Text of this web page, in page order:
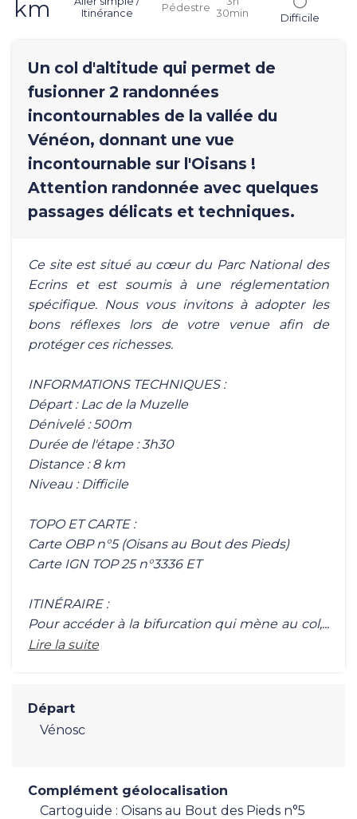
km
Itinérance
Pédestre 30min
Difficile
Un col d'altitude qui permet de
fusionner 2 randonnées
incontournables de la vallée du
Vénéon, donnant une vue
incontournable sur l'Oisans !
Attention randonnée avec quelques
passages délicats et techniques.
Ce site est situé au cœur du Parc National des
Ecrins et est soumis à une réglementation
spécifique. Nous vous invitons à adopter les
bons réflexes lors de votre venue afin de
protéger ces richesses.
INFORMATIONS TECHNIQUES :
Départ : Lac de la Muzelle
Dénivelé : 500m
Durée de l'étape : 3h30
Distance : 8 km
Niveau : Difficile
TOPO ET CARTE :
Carte OBP n°5 (Oisans au Bout des Pieds)
Carte IGN TOP 25 n°3336 ET
ITINÉRAIRE :
Pour accéder à la bifurcation qui mène au col,...
Lire la suite
Départ
Vénosc
Complément géolocalisation
Cartoguide : Oisans au Bout des Pieds n°5